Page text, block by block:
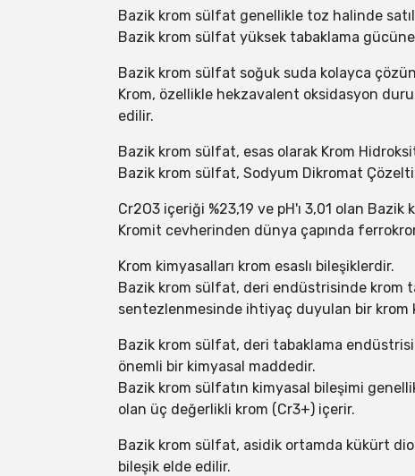
Bazik krom sülfat genellikle toz halinde
Bazik krom sülfat yüksek tabaklama
Bazik krom sülfat soğuk suda kolayca
Krom, özellikle hekzavalent oksidasyon
edilir.
Bazik krom sülfat, esas olarak Krom
Bazik krom sülfat, Sodyum Dikromat
Cr2O3 içeriği %23,19 ve pH'ı 3,01 olan
Kromit cevherinden dünya çapında
Krom kimyasalları krom esaslı bileşiklerdir.
Bazik krom sülfat, deri endüstrisinde krom
sentezlenmesinde ihtiyaç duyulan bir krom
Bazik krom sülfat, deri tabaklama
önemli bir kimyasal maddedir.
Bazik krom sülfatın kimyasal bileşimi
olan üç değerlikli krom (Cr3+) içerir.
Bazik krom sülfat, asidik ortamda kükürt
bileşik elde edilir.